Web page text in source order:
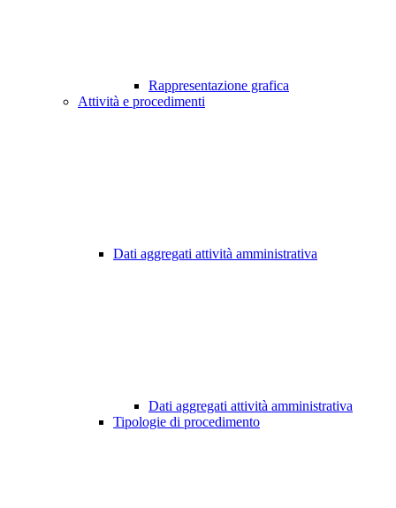
Rappresentazione grafica
Attività e procedimenti
Dati aggregati attività amministrativa
Dati aggregati attività amministrativa
Tipologie di procedimento